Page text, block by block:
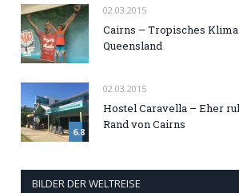
02.03.2015
Cairns – Tropisches
Queensland
6.8
02.03.2015
Hostel Caravella – Eher
Rand von Cairns
BILDER DER WELTREISE